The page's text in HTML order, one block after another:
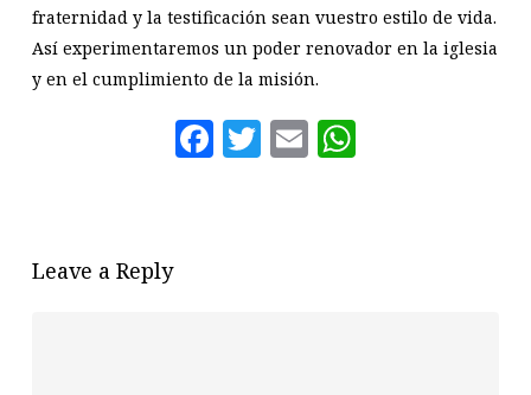
fraternidad y la testificación sean vuestro estilo de vida.
Así experimentaremos un poder renovador en la iglesia
y en el cumplimiento de la misión.
Facebook
Twitter
Email
Leave a Reply